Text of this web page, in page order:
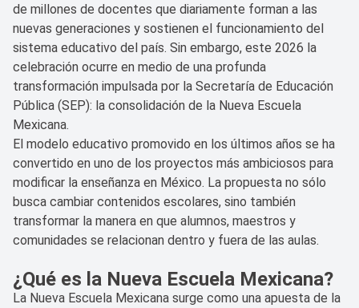
de millones de docentes que diariamente forman a las
nuevas generaciones y sostienen el funcionamiento del
sistema educativo del país. Sin embargo, este 2026 la
celebración ocurre en medio de una profunda
transformación impulsada por la Secretaría de Educación
Pública (SEP): la consolidación de la Nueva Escuela
Mexicana.
El modelo educativo promovido en los últimos años se ha
convertido en uno de los proyectos más ambiciosos para
modificar la enseñanza en México. La propuesta no sólo
busca cambiar contenidos escolares, sino también
transformar la manera en que alumnos, maestros y
comunidades se relacionan dentro y fuera de las aulas.
¿Qué es la Nueva Escuela Mexicana?
La Nueva Escuela Mexicana surge como una apuesta de la